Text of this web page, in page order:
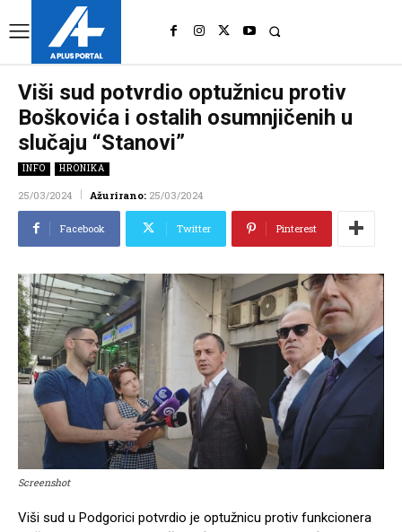
Viši sud potvrdio optužnicu protiv
Boškovića i ostalih osumnjičenih u
slučaju “Stanovi”
INFO HRONIKA
25/03/2024 Ažurirano: 25/03/2024
Facebook Twitter Pinterest
Screenshot
Viši sud u Podgorici potvrdio je optužnicu protiv funkcionera